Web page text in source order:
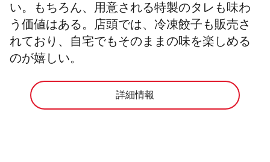
い。もちろん、用意される特製のタレも味わ
う価値はある。店頭では、冷凍餃子も販売さ
れており、自宅でもそのままの味を楽しめる
のが嬉しい。
詳細情報